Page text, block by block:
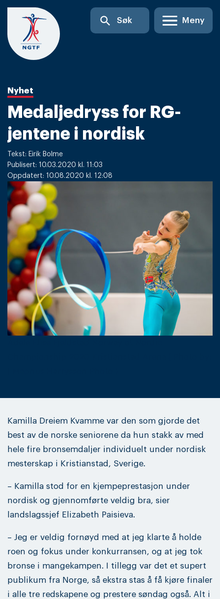
Skip
content
search Søk Meny
Nyhet
Medaljedryss for RG-
jentene i nordisk
Tekst: Eirik Bolme
Publisert: 10.03.2020 kl. 11:03
Oppdatert: 10.08.2020 kl. 12:08
Kamilla Dreiem Kvamme var den som gjorde det
best av de norske seniorene da hun stakk av med
hele fire bronsemdaljer individuelt under nordisk
mesterskap i Kristianstad, Sverige.
– Kamilla stod for en kjempeprestasjon under
nordisk og gjennomførte veldig bra, sier
landslagssjef Elizabeth Paisieva.
– Jeg er veldig fornøyd med at jeg klarte å holde
roen og fokus under konkurransen, og at jeg tok
bronse i mangekampen. I tillegg var det et supert
publikum fra Norge, så ekstra stas å få kjøre finaler
i alle tre redskapene og prestere søndag også. Alt i